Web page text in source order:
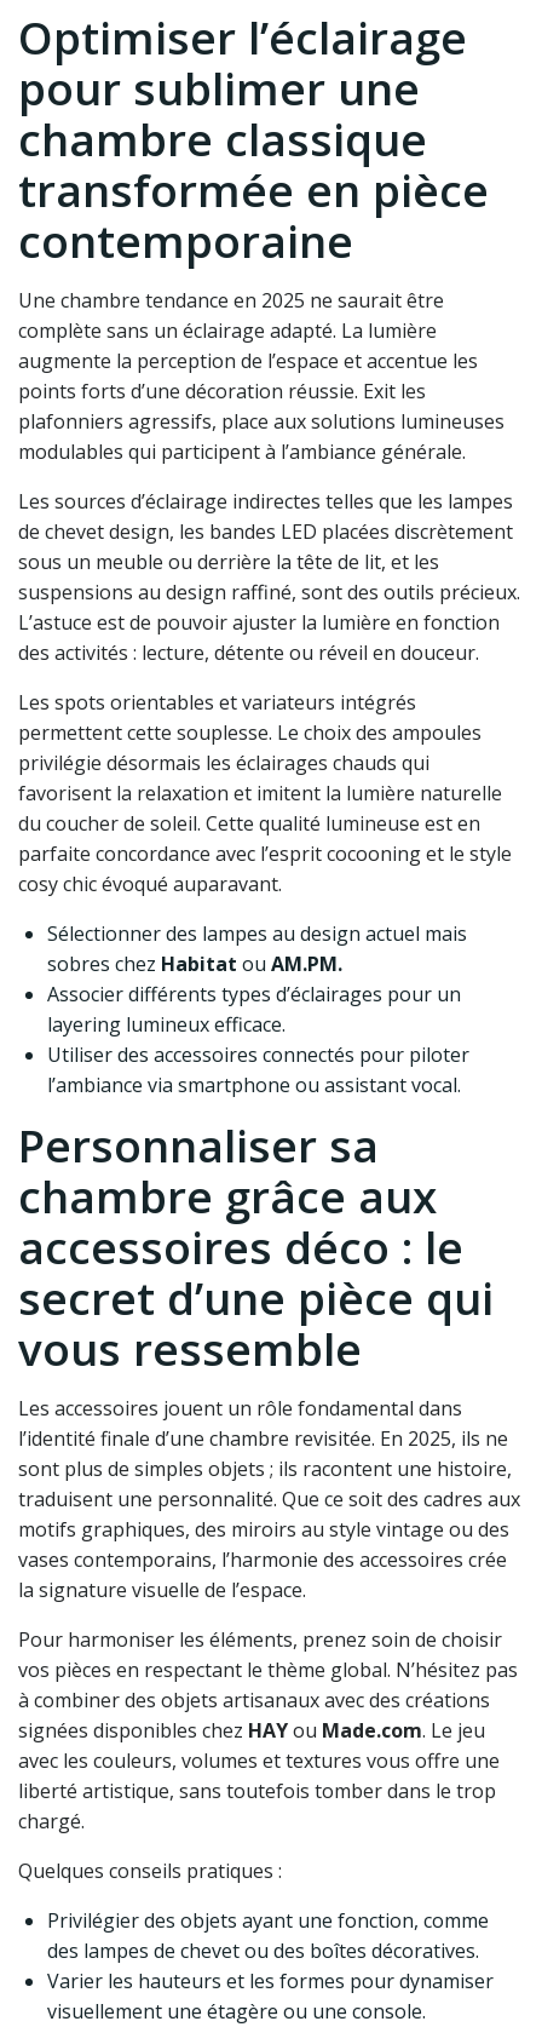
Optimiser l’éclairage
pour sublimer une
chambre classique
transformée en pièce
contemporaine
Une chambre tendance en 2025 ne saurait être
complète sans un éclairage adapté. La lumière
augmente la perception de l’espace et accentue les
points forts d’une décoration réussie. Exit les
plafonniers agressifs, place aux solutions lumineuses
modulables qui participent à l’ambiance générale.
Les sources d’éclairage indirectes telles que les lampes
de chevet design, les bandes LED placées discrètement
sous un meuble ou derrière la tête de lit, et les
suspensions au design raffiné, sont des outils précieux.
L’astuce est de pouvoir ajuster la lumière en fonction
des activités : lecture, détente ou réveil en douceur.
Les spots orientables et variateurs intégrés
permettent cette souplesse. Le choix des ampoules
privilégie désormais les éclairages chauds qui
favorisent la relaxation et imitent la lumière naturelle
du coucher de soleil. Cette qualité lumineuse est en
parfaite concordance avec l’esprit cocooning et le style
cosy chic évoqué auparavant.
Sélectionner des lampes au design actuel mais
sobres chez Habitat ou AM.PM.
Associer différents types d’éclairages pour un
layering lumineux efficace.
Utiliser des accessoires connectés pour piloter
l’ambiance via smartphone ou assistant vocal.
Personnaliser sa
chambre grâce aux
accessoires déco : le
secret d’une pièce qui
vous ressemble
Les accessoires jouent un rôle fondamental dans
l’identité finale d’une chambre revisitée. En 2025, ils ne
sont plus de simples objets ; ils racontent une histoire,
traduisent une personnalité. Que ce soit des cadres aux
motifs graphiques, des miroirs au style vintage ou des
vases contemporains, l’harmonie des accessoires crée
la signature visuelle de l’espace.
Pour harmoniser les éléments, prenez soin de choisir
vos pièces en respectant le thème global. N’hésitez pas
à combiner des objets artisanaux avec des créations
signées disponibles chez HAYou Made.com. Le jeu
avec les couleurs, volumes et textures vous offre une
liberté artistique, sans toutefois tomber dans le trop
chargé.
Quelques conseils pratiques :
Privilégier des objets ayant une fonction, comme
des lampes de chevet ou des boîtes décoratives.
Varier les hauteurs et les formes pour dynamiser
visuellement une étagère ou une console.